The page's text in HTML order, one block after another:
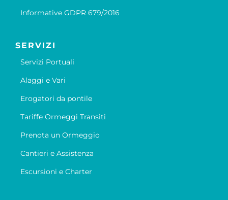
Informative GDPR 679/2016
SERVIZI
Servizi Portuali
Alaggi e Vari
Erogatori da pontile
Tariffe Ormeggi Transiti
Prenota un Ormeggio
Cantieri e Assistenza
Escursioni e Charter